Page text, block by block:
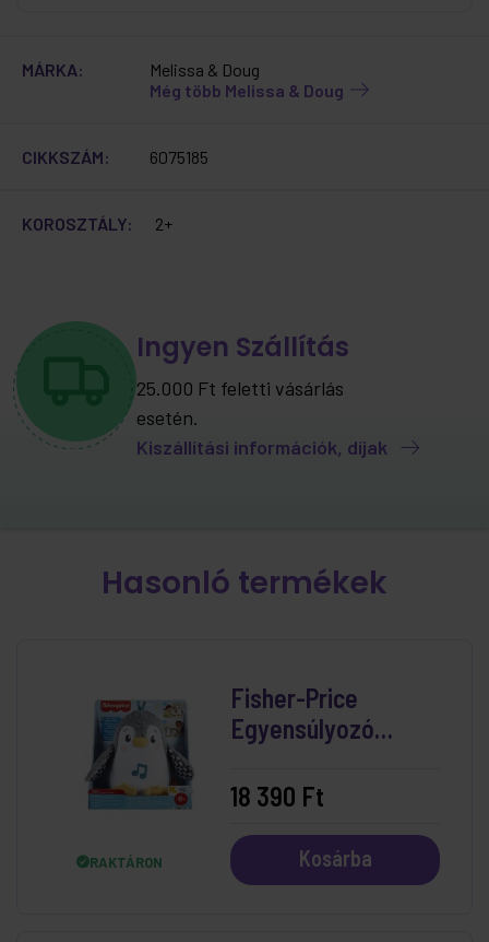
MÁRKA:
Melissa & Doug
Még több Melissa & Doug
CIKKSZÁM: 6075185
KOROSZTÁLY: 2+
Ingyen Szállítás
25.000 Ft feletti vásárlás
esetén.
Kiszállítási információk, díjak
Hasonló termékek
RAKTÁRON
Fisher-Price
Egyensúlyozó
18 390 Ft
Kosárba